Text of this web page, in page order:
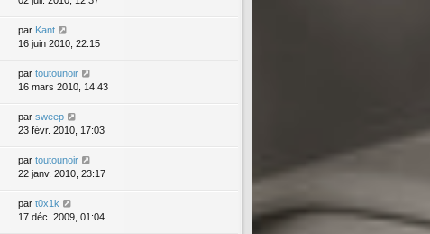
par Kant
16 juin 2010, 22:15
par toutounoir
16 mars 2010, 14:43
par sweep
23 févr. 2010, 17:03
par toutounoir
22 janv. 2010, 23:17
par t0x1k
17 déc. 2009, 01:04